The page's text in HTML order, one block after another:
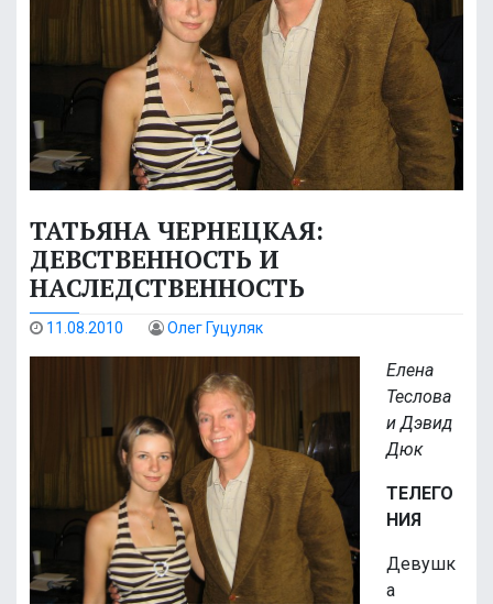
ТАТЬЯНА ЧЕРНЕЦКАЯ:
ДЕВСТВЕННОСТЬ И
НАСЛЕДСТВЕННОСТЬ
11.08.2010 Олег Гуцуляк
Елена
Теслова
и Дэвид
Дюк
ТЕЛЕГО
НИЯ
Девушк
а